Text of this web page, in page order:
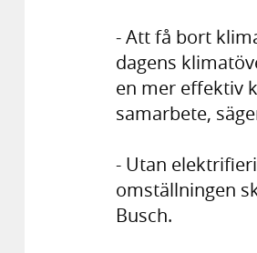
- Att få bort
dagens
en mer effektiv
samarbete,
- Utan
omställningen
Busch.